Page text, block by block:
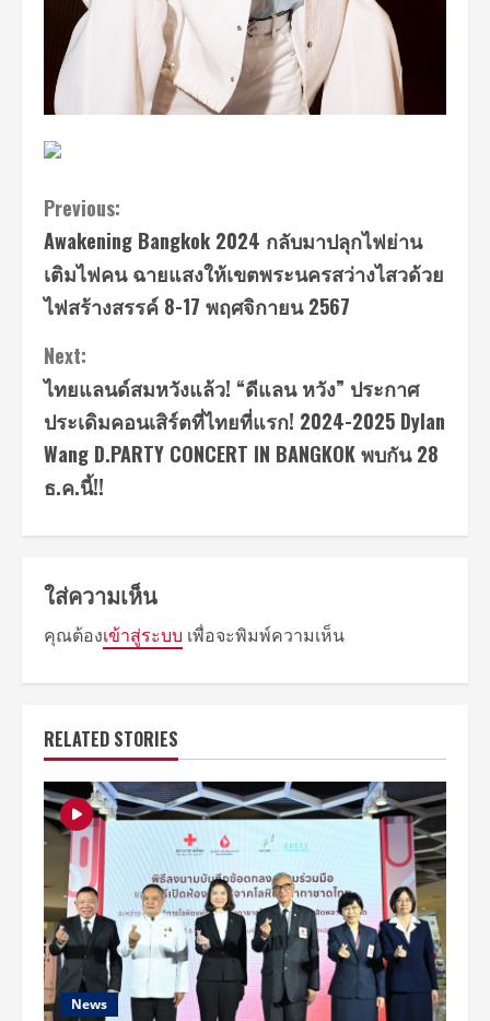
Continue
Reading
Previous:
Awakening Bangkok 2024 กลับมาปลุกไฟย่าน
เติมไฟคน ฉายแสงให้เขตพระนครสว่างไสวด้วย
ไฟสร้างสรรค์ 8-17 พฤศจิกายน 2567
Next:
ไทยแลนด์สมหวังแล้ว! “ดีแลน หวัง” ประกาศ
ประเดิมคอนเสิร์ตที่ไทยที่แรก! 2024-2025 Dylan
Wang D.PARTY CONCERT IN BANGKOK พบกัน 28
ธ.ค.นี้!!
ใส่ความเห็น
คุณต้องเข้าสู่ระบบ เพื่อจะพิมพ์ความเห็น
RELATED STORIES
News